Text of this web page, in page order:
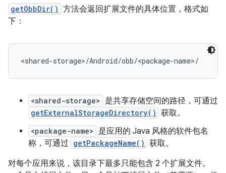
getObbDir() 方法会返回扩展文件的具体位置，格式如
下：
<shared-storage> 是共享存储空间的路径，可通过
getExternalStorageDirectory() 获取。
<package-name> 是应用的 Java 风格的软件包名
称，可通过 getPackageName() 获取。
对每个应用来说，该目录下最多只能包含 2 个扩展文件。